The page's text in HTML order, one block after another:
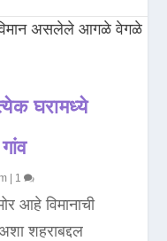
घरामध्ये
1
आहे विमानाची
शहराबद्दल